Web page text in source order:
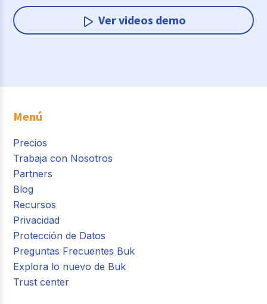
Ver videos demo
Menú
Precios
Trabaja con Nosotros
Partners
Blog
Recursos
Privacidad
Protección de Datos
Preguntas Frecuentes Buk
Explora lo nuevo de Buk
Trust center